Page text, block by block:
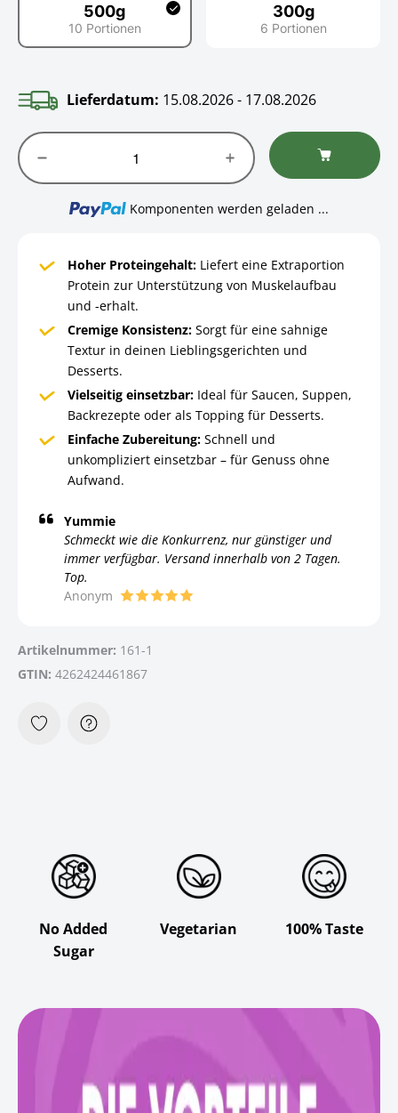
500g
10 Portionen
500g
300g
6 Portionen
Lieferdatum: 15.08.2026 - 17.08.2026
Loading...
Komponenten werden geladen ...
Hoher Proteingehalt: Liefert eine Extraportion
Protein zur Unterstützung von Muskelaufbau
und -erhalt.
Cremige Konsistenz: Sorgt für eine sahnige
Textur in deinen Lieblingsgerichten und
Desserts.
Vielseitig einsetzbar: Ideal für Saucen, Suppen,
Backrezepte oder als Topping für Desserts.
Einfache Zubereitung: Schnell und
unkompliziert einsetzbar – für Genuss ohne
Aufwand.
Yummie
Schmeckt wie die Konkurrenz, nur günstiger und
immer verfügbar. Versand innerhalb von 2 Tagen.
Top.
Anonym
Artikelnummer: 161-1
GTIN: 4262424461867
No Added
Sugar
Vegetarian 100% Taste